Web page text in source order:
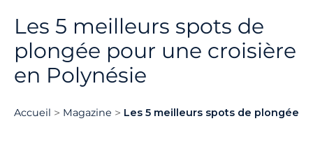
Les 5 meilleurs spots de
plongée pour une croisière
en Polynésie
Accueil Magazine Les 5 meilleurs spots de plongée